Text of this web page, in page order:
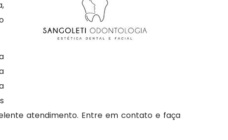
atendimento. Entre em contato e faça